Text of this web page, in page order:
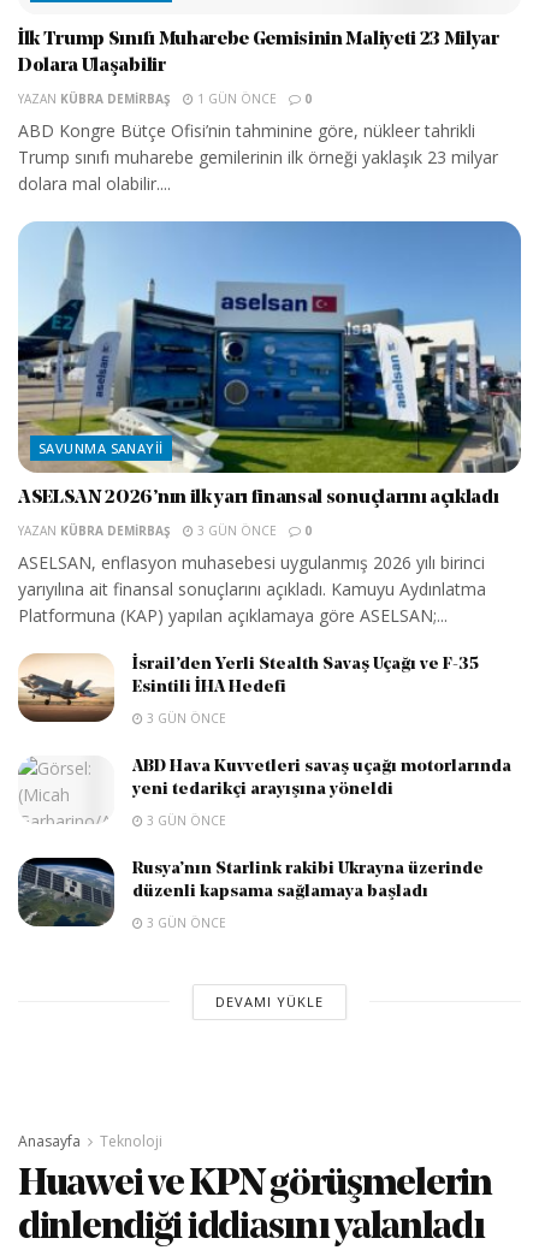
İlk Trump Sınıfı Muharebe Gemisinin Maliyeti 23 Milyar
Dolara Ulaşabilir
YAZAN KÜBRA DEMIRBAŞ 1 GÜN ÖNCE 0
ABD Kongre Bütçe Ofisi’nin tahminine göre, nükleer tahrikli
Trump sınıfı muharebe gemilerinin ilk örneği yaklaşık 23 milyar
dolara mal olabilir....
SAVUNMA SANAYII
ASELSAN 2026’nın ilk yarı finansal sonuçlarını açıkladı
YAZAN KÜBRA DEMIRBAŞ 3 GÜN ÖNCE 0
ASELSAN, enflasyon muhasebesi uygulanmış 2026 yılı birinci
yarıyılına ait finansal sonuçlarını açıkladı. Kamuyu Aydınlatma
Platformuna (KAP) yapılan açıklamaya göre ASELSAN;...
İsrail’den Yerli Stealth Savaş Uçağı ve F-35
Esintili İHA Hedefi
3 GÜN ÖNCE
ABD Hava Kuvvetleri savaş uçağı motorlarında
yeni tedarikçi arayışına yöneldi
3 GÜN ÖNCE
Rusya’nın Starlink rakibi Ukrayna üzerinde
düzenli kapsama sağlamaya başladı
3 GÜN ÖNCE
DEVAMI YÜKLE
Anasayfa Teknoloji
Huawei ve KPN görüşmelerin
dinlendiği iddiasını yalanladı